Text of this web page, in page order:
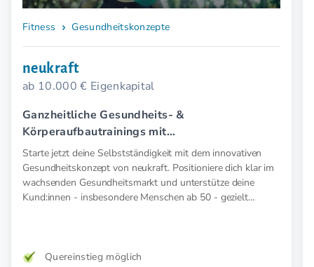
Fitness Gesundheitskonzepte
neukraft
ab 10.000 € Eigenkapital
Ganzheitliche Gesundheits- &
Körperaufbautrainings mit
Elektromyostimulation (EMS).
Starte jetzt deine Selbstständigkeit mit dem innovativen
Gesundheitskonzept von neukraft. Positioniere dich klar im
wachsenden Gesundheitsmarkt und unterstütze deine
Kund:innen - insbesondere Menschen ab 50 - gezielt
Konzept.Quereinstieg möglich